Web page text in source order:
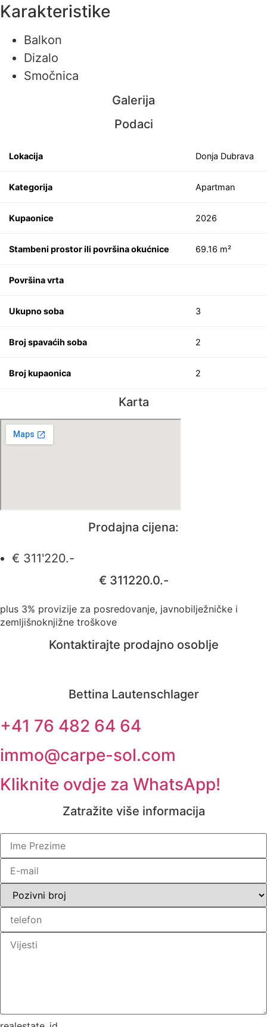
Karakteristike
Balkon
Dizalo
Smočnica
Galerija
Podaci
Lokacija Donja Dubrava
Kategorija Apartman
Kupaonice 2026
Stambeni prostor ili površina okućnice 69.16 m²
Površina vrta
Ukupno soba 3
Broj spavaćih soba 2
Broj kupaonica 2
Karta
Prodajna cijena:
€ 311'220.-
€ 311220.0.-
plus 3% provizije za posredovanje, javnobilježničke i
zemljišnoknjižne troškove
Kontaktirajte prodajno osoblje
Bettina Lautenschlager
+41 76 482 64 64
immo@carpe-sol.com
Kliknite ovdje za WhatsApp!
Zatražite više informacija